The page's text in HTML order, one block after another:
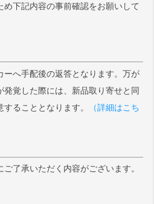
下記内容の事前確認をお願いして
ーへ手配後の返答となります。万が
覚した際には、新品取り寄せと同
ることとなります。
（詳細はこち
了承いただく内容がございます。